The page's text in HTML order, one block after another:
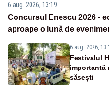
6 aug. 2026, 13:19
Concursul Enescu 2026 -
aproape o lună de
6 aug. 2026,
Festivalul
importantă
săsești